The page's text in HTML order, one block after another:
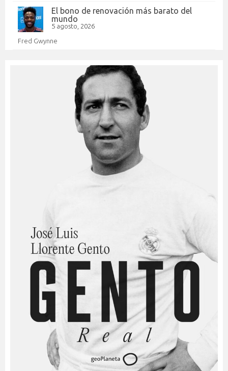
El bono de renovación más barato del
mundo
5 agosto, 2026
Fred Gwynne